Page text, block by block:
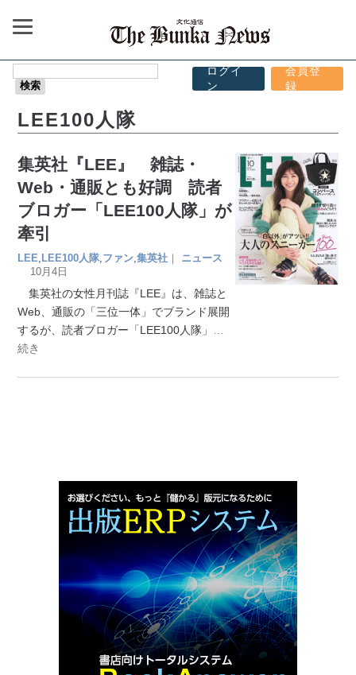
ログイ
ン
会員登
録
LEE100人隊
集英社『LEE』 雑誌・
Web・通販とも好調 読者
ブロガー「LEE100人隊」が
牽引
LEE LEE100人隊 ファン ,集英社 ｜
ニュース
10月4日
集英社の女性月刊誌『LEE』は、雑誌と
Web、通販の「三位一体」でブランド展開
するが、読者ブロガー「LEE100人隊」
続き